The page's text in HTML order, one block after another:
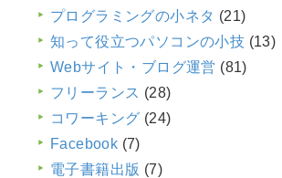
プログラミングの小ネタ (21)
知って役立つパソコンの小技 (13)
Webサイト・ブログ運営 (81)
フリーランス (28)
コワーキング (24)
Facebook (7)
電子書籍出版 (7)